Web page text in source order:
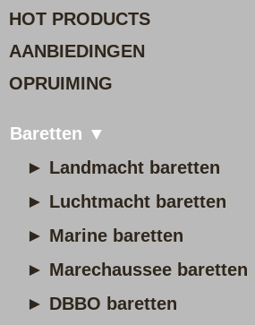
HOT PRODUCTS
AANBIEDINGEN
OPRUIMING
Baretten ▼
► Landmacht baretten
► Luchtmacht baretten
► Marine baretten
► Marechaussee baretten
► DBBO baretten